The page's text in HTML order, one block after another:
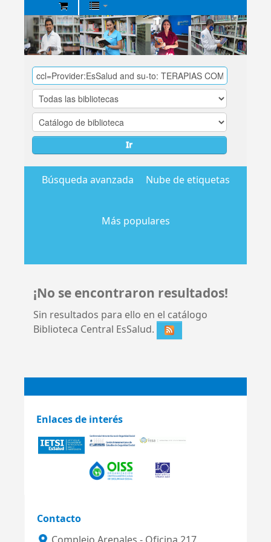
Biblioteca
Central
EsSalud
Ir
Búsqueda avanzada Nube de etiquetas
Más populares
¡No se encontraron resultados!
Sin resultados para ello en el catálogo
Biblioteca Central EsSalud.
Enlaces de interés
Contacto